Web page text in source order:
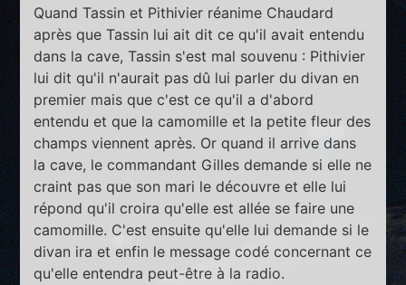
Quand Tassin et Pithivier réanime Chaudard
après que Tassin lui ait dit ce qu'il avait entendu
dans la cave, Tassin s'est mal souvenu : Pithivier
lui dit qu'il n'aurait pas dû lui parler du divan en
premier mais que c'est ce qu'il a d'abord
entendu et que la camomille et la petite fleur des
champs viennent après. Or quand il arrive dans
la cave, le commandant Gilles demande si elle ne
craint pas que son mari le découvre et elle lui
répond qu'il croira qu'elle est allée se faire une
camomille. C'est ensuite qu'elle lui demande si le
divan ira et enfin le message codé concernant ce
qu'elle entendra peut-être à la radio.